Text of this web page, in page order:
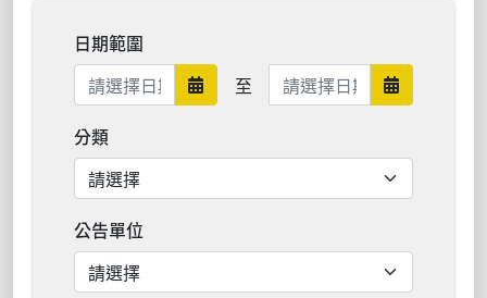
日期範圍
日期範圍開始
至 日期範圍結束 日期範圍
分類
公告單位